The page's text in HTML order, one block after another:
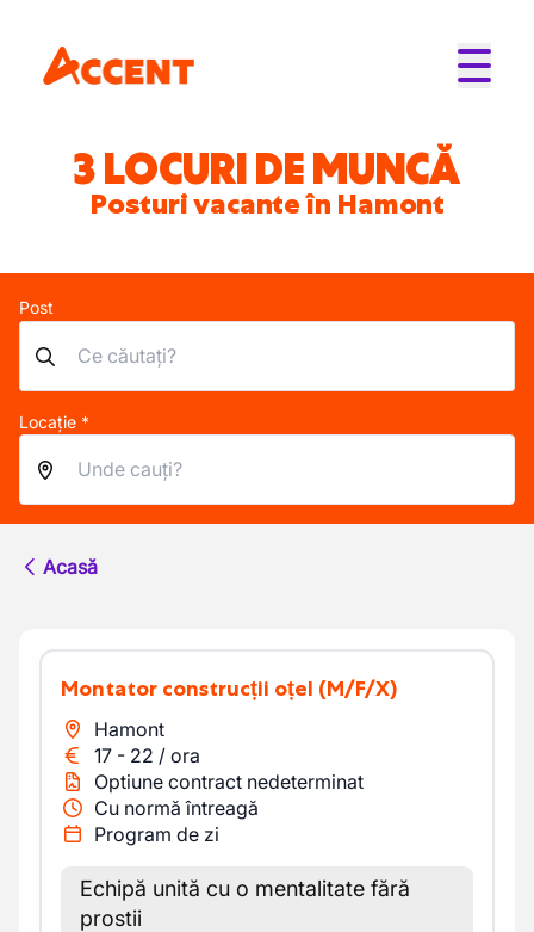
3 LOCURI DE MUNCĂ
Posturi vacante în Hamont
Post
Locație *
Acasă
Montator construcții oțel (M/F/X)
Hamont
17 - 22 / ora
Optiune contract nedeterminat
Cu normă întreagă
Program de zi
Echipă unită cu o mentalitate fără
prostii